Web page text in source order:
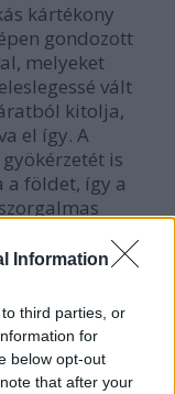
Information
third parties, or
for
below opt-out
that after your
kártékony
gondozott
melyeket
vált
kitolja,
el így. A
is
a földet, így a